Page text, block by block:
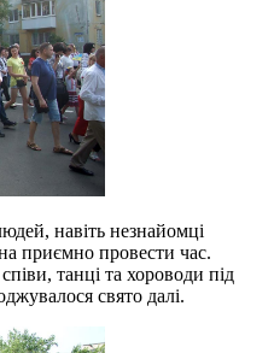
навіть незнайомці
приємно провести час.
танці та хороводи під
свято далі.